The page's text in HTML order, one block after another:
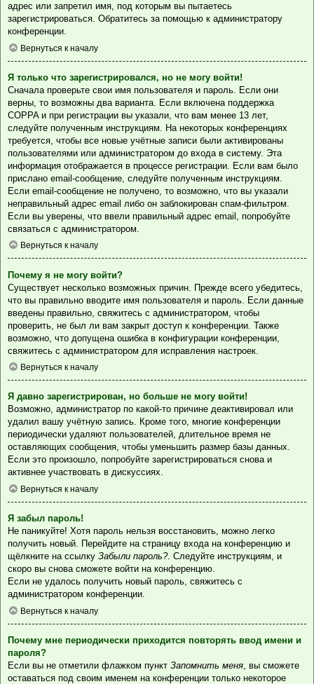
адрес или запретил имя, под которым вы пытаетесь
зарегистрироваться. Обратитесь за помощью к администратору
конференции.
Вернуться к началу
Я только что зарегистрировался, но не могу войти!
Сначала проверьте свои имя пользователя и пароль. Если они
верны, то возможны два варианта. Если включена поддержка
COPPA и при регистрации вы указали, что вам менее 13 лет,
следуйте полученным инструкциям. На некоторых конференциях
требуется, чтобы все новые учётные записи были активированы
пользователями или администратором до входа в систему. Эта
информация отображается в процессе регистрации. Если вам было
прислано email-сообщение, следуйте полученным инструкциям.
Если email-сообщение не получено, то возможно, что вы указали
неправильный адрес email либо он заблокирован спам-фильтром.
Если вы уверены, что ввели правильный адрес email, попробуйте
связаться с администратором.
Вернуться к началу
Почему я не могу войти?
Существует несколько возможных причин. Прежде всего убедитесь,
что вы правильно вводите имя пользователя и пароль. Если данные
введены правильно, свяжитесь с администратором, чтобы
проверить, не был ли вам закрыт доступ к конференции. Также
возможно, что допущена ошибка в конфигурации конференции,
свяжитесь с администратором для исправления настроек.
Вернуться к началу
Я давно зарегистрирован, но больше не могу войти!
Возможно, администратор по какой-то причине деактивировал или
удалил вашу учётную запись. Кроме того, многие конференции
периодически удаляют пользователей, длительное время не
оставляющих сообщения, чтобы уменьшить размер базы данных.
Если это произошло, попробуйте зарегистрироваться снова и
активнее участвовать в дискуссиях.
Вернуться к началу
Я забыл пароль!
Не паникуйте! Хотя пароль нельзя восстановить, можно легко
получить новый. Перейдите на страницу входа на конференцию и
щёлкните на ссылку Забыли пароль?. Следуйте инструкциям, и
скоро вы снова сможете войти на конференцию.
Если не удалось получить новый пароль, свяжитесь с
администратором конференции.
Вернуться к началу
Почему мне периодически приходится повторять ввод имени и
пароля?
Если вы не отметили флажком пункт Запомнить меня , вы сможете
оставаться под своим именем на конференции только некоторое